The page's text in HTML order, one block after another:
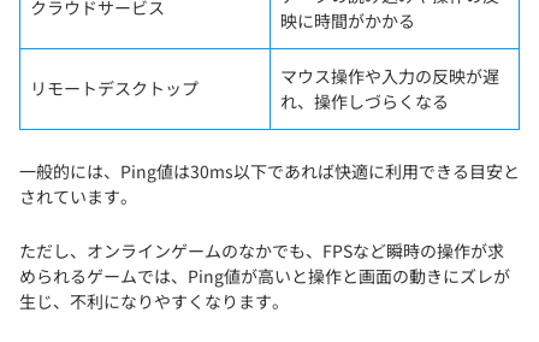
クラウドサービス
映に時間がかかる
リモートデスクトップ
マウス操作や入力の反映が遅
れ、操作しづらくなる
一般的には、Ping値は30ms以下であれば快適に利用できる目安と
されています。
ただし、オンラインゲームのなかでも、FPSなど瞬時の操作が求
められるゲームでは、Ping値が高いと操作と画面の動きにズレが
生じ、不利になりやすくなります。